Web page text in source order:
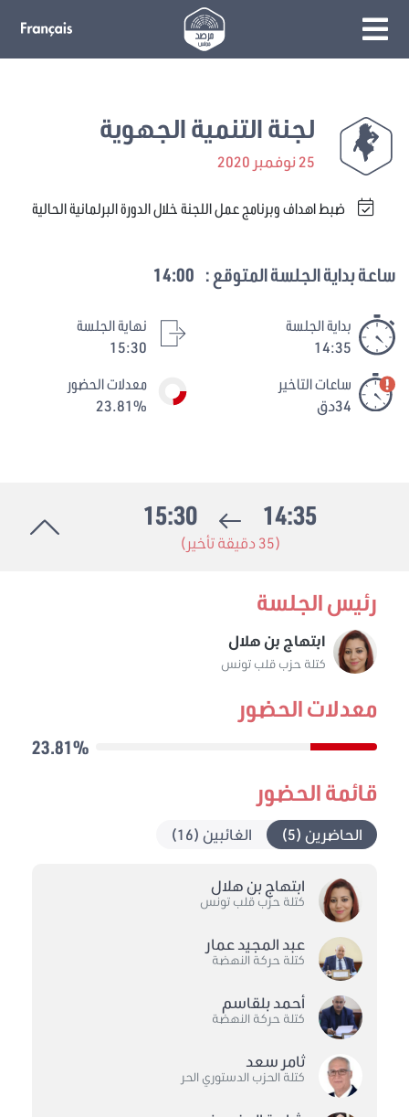
لجنة التنمية الجهوية
25 نوفمبر 2020
ضبط اهداف وبرنامج عمل اللجنة خلال الدورة البرلمانية الحالية
ساعة بداية الجلسة المتوقع : 14:00
بداية الجلسة
14:35
نهاية الجلسة
15:30
ساعات التاخير
34دق
معدلات الحضور
23.81%
14:35
15:30
(35 دقيقة تأخير)
رئيس الجلسة
ابتهاج بن هلال
كتلة حزب قلب تونس
معدلات الحضور
23.81%
قائمة الحضور
الحاضرين (5) الغائبين (16)
ابتهاج بن هلال
كتلة حزب قلب تونس
عبد المجيد عمار
كتلة حركة النهضة
أحمد بلقاسم
كتلة حركة النهضة
ثامر سعد
كتلة الحزب الدستوري الحر